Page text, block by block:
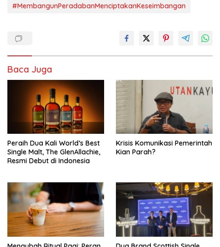
#MembangunPeradabanMenciptakanKeseimbangan
Baca Juga
Peraih Dua Kali World’s Best
Single Malt, The GlenAllachie,
Resmi Debut di Indonesia
Krisis Komunikasi Pemerintah
Kian Parah?